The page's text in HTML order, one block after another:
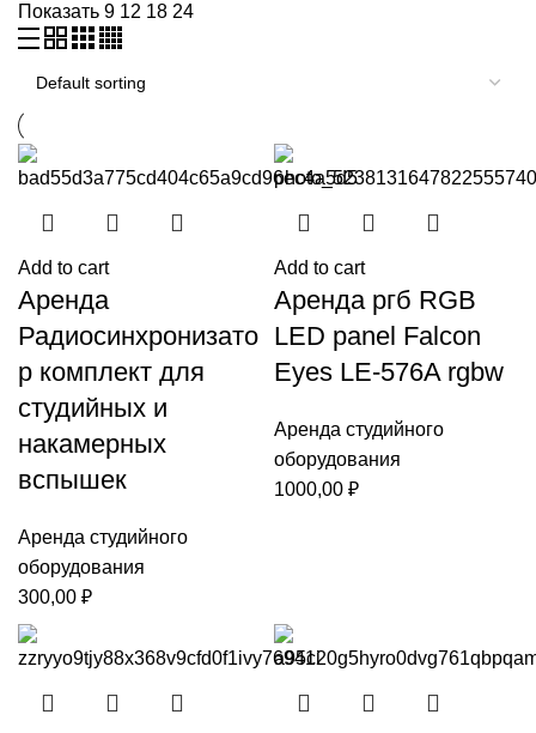
Показать 9 12 18 24
Add to cart
Аренда
Радиосинхронизато
р комплект для
студийных и
накамерных
вспышек
Аренда студийного
оборудования
300,00 ₽
Add to cart
Аренда ргб RGB
LED panel Falcon
Eyes LE-576A rgbw
Аренда студийного
оборудования
1000,00 ₽